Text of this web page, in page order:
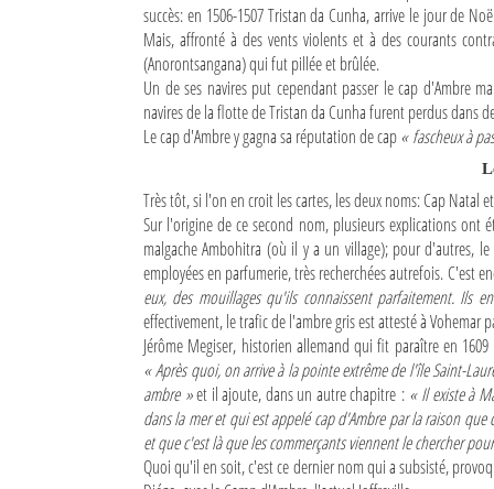
Connexion
Mot de passe oublié ?
succès: en 1506-1507 Tristan da Cunha, arrive le jour de
Mais, affronté à des vents violents et à des courants
(Anorontsangana) qui fut pillée et brûlée.
Un de ses navires put cependant passer le cap d'Ambre
navires de la flotte de Tristan da Cunha furent perdus dans
Le cap d'Ambre y gagna sa réputation de cap« fascheux à
Très tôt, si l'on en croit les cartes, les deux noms: Cap Natal
Sur l'origine de ce second nom, plusieurs explications
malgache Ambohitra (où il y a un village); pour d'autres,
employées en parfumerie, très recherchées autrefois. C'est
eux, des mouillages qu'ils connaissent parfaitement. Ils
effectivement, le trafic de l'ambre gris est attesté à Vohemar
Jérôme Megiser, historien allemand qui fit paraître en
« Après quoi, on arrive à la pointe extrême de l'île Saint-
ambre »et il ajoute, dans un autre chapitre : « Il existe à
dans la mer et qui est appelé cap d'Ambre par la raison
et que c'est là que les commerçants viennent le chercher
Quoi qu'il en soit, c'est ce dernier nom qui a subsisté,